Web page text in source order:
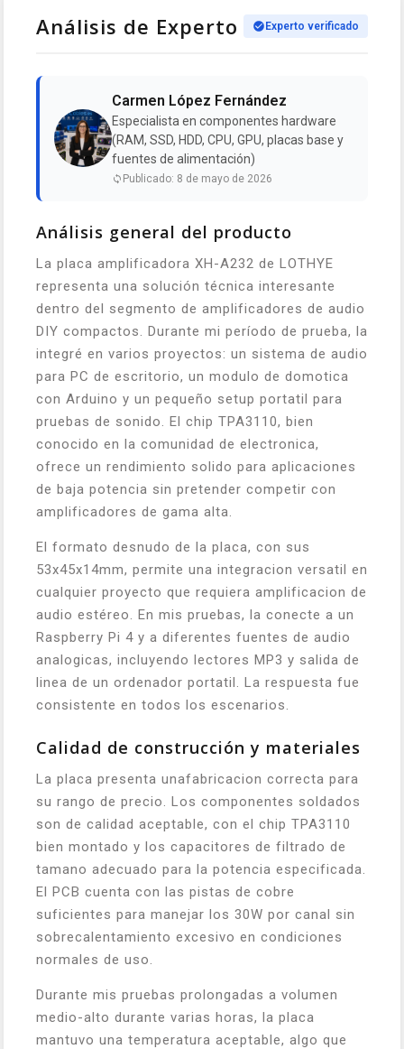
Análisis de Experto Experto verificado
Carmen López Fernández
Especialista en componentes hardware
(RAM, SSD, HDD, CPU, GPU, placas base y
fuentes de alimentación)
Publicado: 8 de mayo de 2026
Análisis general del producto
La placa amplificadora XH-A232 de LOTHYE
representa una solución técnica interesante
dentro del segmento de amplificadores de audio
DIY compactos. Durante mi período de prueba, la
integré en varios proyectos: un sistema de audio
para PC de escritorio, un modulo de domotica
con Arduino y un pequeño setup portatil para
pruebas de sonido. El chip TPA3110, bien
conocido en la comunidad de electronica,
ofrece un rendimiento solido para aplicaciones
de baja potencia sin pretender competir con
amplificadores de gama alta.
El formato desnudo de la placa, con sus
53x45x14mm, permite una integracion versatil en
cualquier proyecto que requiera amplificacion de
audio estéreo. En mis pruebas, la conecte a un
Raspberry Pi 4 y a diferentes fuentes de audio
analogicas, incluyendo lectores MP3 y salida de
linea de un ordenador portatil. La respuesta fue
consistente en todos los escenarios.
Calidad de construcción y materiales
La placa presenta unafabricacion correcta para
su rango de precio. Los componentes soldados
son de calidad aceptable, con el chip TPA3110
bien montado y los capacitores de filtrado de
tamano adecuado para la potencia especificada.
El PCB cuenta con las pistas de cobre
suficientes para manejar los 30W por canal sin
sobrecalentamiento excesivo en condiciones
normales de uso.
Durante mis pruebas prolongadas a volumen
medio-alto durante varias horas, la placa
mantuvo una temperatura aceptable, algo que